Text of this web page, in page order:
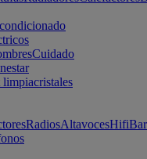
Cuidado
RadiosAltavocesHifi